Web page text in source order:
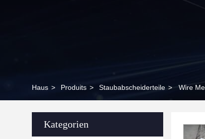
Haus > Produits > Staubabscheiderteile > Wire
Kategorien